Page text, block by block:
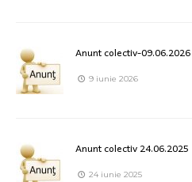
Anunt colectiv-09.06.2026
9 iunie 2026
Anunt colectiv 24.06.2025
24 iunie 2025